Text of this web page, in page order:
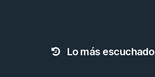
Lo más escuchado